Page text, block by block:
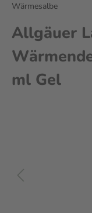
Wärmesalbe
Allgäuer
ml Gel